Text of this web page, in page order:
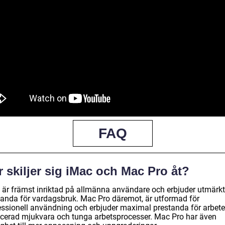
FAQ
skiljer sig iMac och Mac Pro åt?
främst inriktad på allmänna användare och erbjuder utmärkt
för vardagsbruk. Mac Pro däremot, är utformad för
användning och erbjuder maximal prestanda för
mjukvara och tunga arbetsprocesser. Mac Pro har även